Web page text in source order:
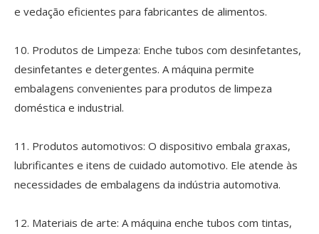
e vedação eficientes para fabricantes de alimentos.
10. Produtos de Limpeza: Enche tubos com desinfetantes,
desinfetantes e detergentes. A máquina permite
embalagens convenientes para produtos de limpeza
doméstica e industrial.
11. Produtos automotivos: O dispositivo embala graxas,
lubrificantes e itens de cuidado automotivo. Ele atende às
necessidades de embalagens da indústria automotiva.
12. Materiais de arte: A máquina enche tubos com tintas,